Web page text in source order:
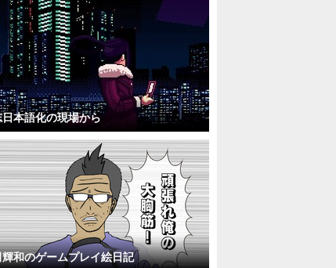
本語化の現場から
輝和のゲームプレイ絵日記